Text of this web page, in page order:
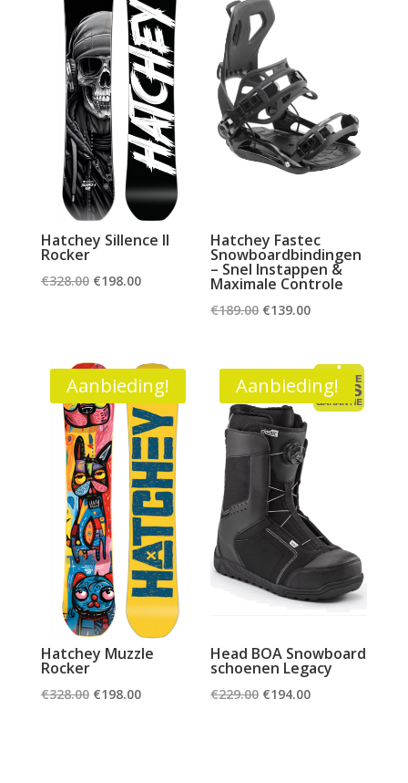
Hatchey Sillence II
Rocker
€328.00 Oorspronkelijke
€198.00Huidige
Hatchey Fastec
Snowboardbindingen
– Snel Instappen &
Maximale Controle
€189.00 Oorspronkelijke
€189.00.
€139.00Huidige
€139.00.
Aanbieding!
Hatchey Muzzle
Rocker
€328.00 Oorspronkelijke
€198.00Huidige
Aanbieding!
Head BOA Snowboard
schoenen Legacy
€229.00 Oorspronkelijke
€194.00Huidige